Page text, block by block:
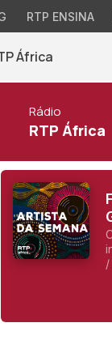
RTP ENSINA
África
Rádio
RTP África